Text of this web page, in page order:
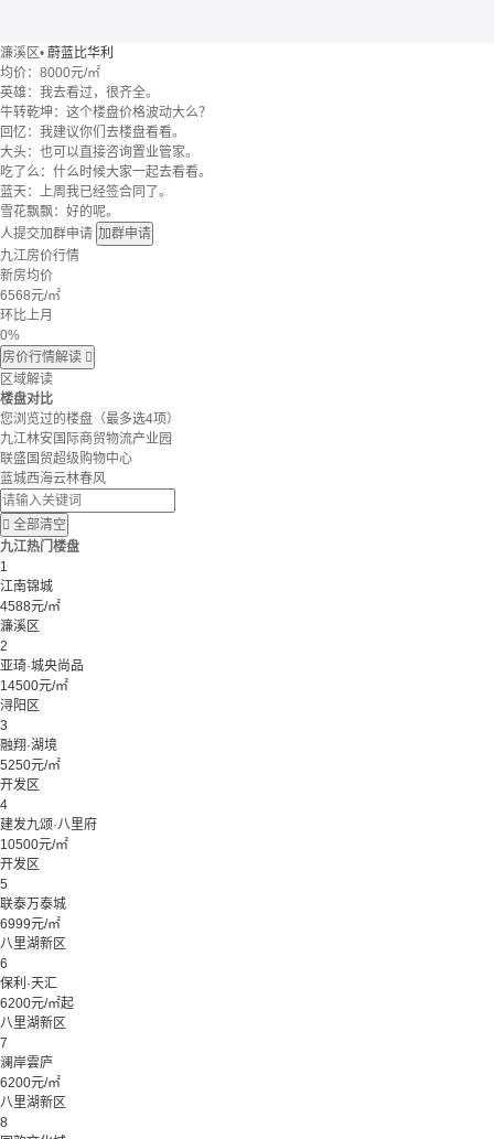
濂溪区• 蔚蓝比华利
均价： 8000元/㎡
英雄：我去看过，很齐全。
牛转乾坤：这个楼盘价格波动大么？
回忆：我建议你们去楼盘看看。
大头：也可以直接咨询置业管家。
吃了么：什么时候大家一起去看看。
蓝天：上周我已经签合同了。
雪花飘飘：好的呢。
人提交加群申请 加群申请
九江房价行情
新房均价
6568元/㎡
环比上月
0%
房价行情解读 
区域解读
楼盘对比
您浏览过的楼盘 （最多选4项）
九江林安国际商贸物流产业园
联盛国贸超级购物中心
蓝城西海云林春风
 全部清空
九江热门楼盘
1
江南锦城
4588元/㎡
濂溪区
2
亚琦·城央尚品
14500元/㎡
浔阳区
3
融翔·湖境
5250元/㎡
开发区
4
建发九颂·八里府
10500元/㎡
开发区
5
联泰万泰城
6999元/㎡
八里湖新区
6
保利·天汇
6200元/㎡起
八里湖新区
7
澜岸雲庐
6200元/㎡
八里湖新区
8